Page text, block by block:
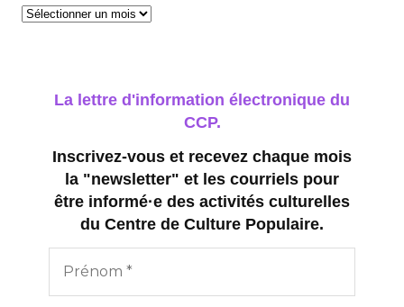
Archives
La lettre d'information électronique du
CCP.
Inscrivez-vous et recevez chaque mois
la "newsletter" et les courriels pour
être informé·e des activités culturelles
du Centre de Culture Populaire.